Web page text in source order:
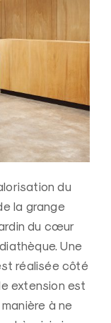
du
la grange
du cœur
Une
réalisée côté
extension est
à ne